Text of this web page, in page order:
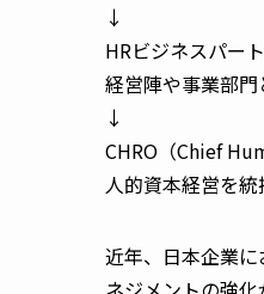
↓
HRビジネスパー
経営陣や事業部門
↓
CHRO（Chief
人的資本経営を
近年、日本企業